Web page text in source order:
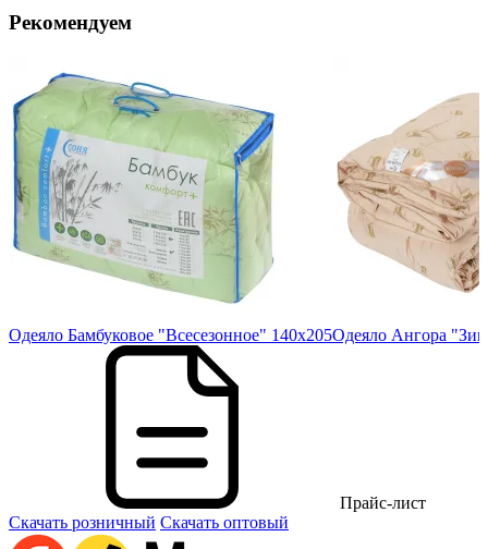
Рекомендуем
Одеяло Бамбуковое "Всесезонное" 140х205Одеяло Ангора
Прайс-лист
Скачать розничный Скачать оптовый